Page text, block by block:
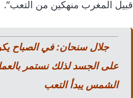
قبيل المغرب منهكين من التعب”.
جلال سنحان: في الصباح
على الجسد لذلك نستمر
الشمس يبدأ التعب